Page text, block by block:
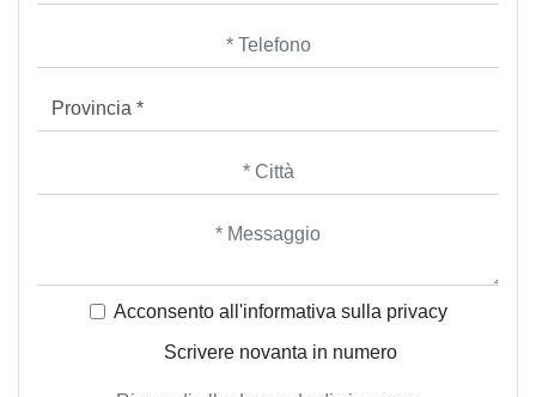
Acconsento all'informativa sulla privacy
Scrivere novanta in numero